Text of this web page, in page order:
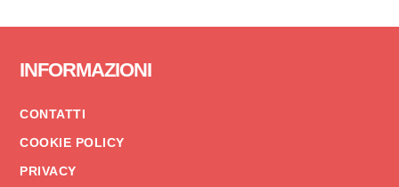
INFORMAZIONI
CONTATTI
COOKIE POLICY
PRIVACY